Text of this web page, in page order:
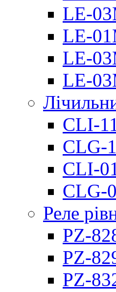
LE-
LE-
LE-
LE-
CLI-
CLG-
CLI-
CLG-
Реле
PZ-
PZ-
PZ-